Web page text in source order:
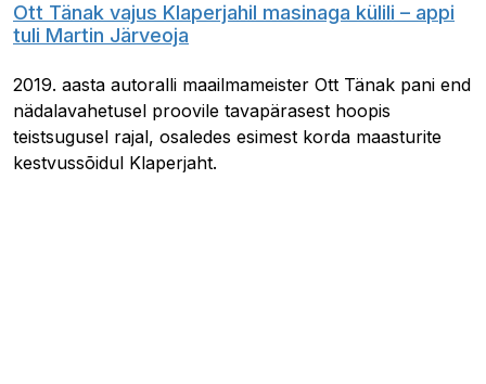
Ott Tänak vajus Klaperjahil masinaga külili – appi
tuli Martin Järveoja
2019. aasta autoralli maailmameister Ott Tänak pani end
nädalavahetusel proovile tavapärasest hoopis
teistsugusel rajal, osaledes esimest korda maasturite
kestvussõidul Klaperjaht.